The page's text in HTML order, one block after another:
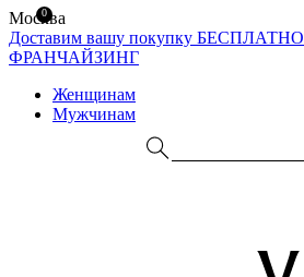
Москва
Доставим вашу покупку БЕСПЛАТНО
ФРАНЧАЙЗИНГ
Женщинам
Мужчинам
0